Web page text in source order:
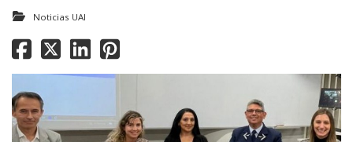
Noticias UAI